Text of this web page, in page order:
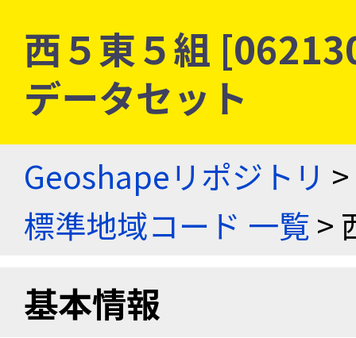
西５東５組
データセット
Geoshapeリポジトリ >
標準地域コード 一覧>
基本情報